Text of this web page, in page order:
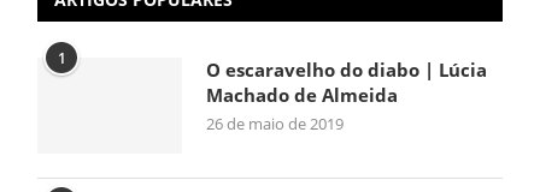
1
O escaravelho do diabo | Lúcia
Machado de Almeida
26 de maio de 2019